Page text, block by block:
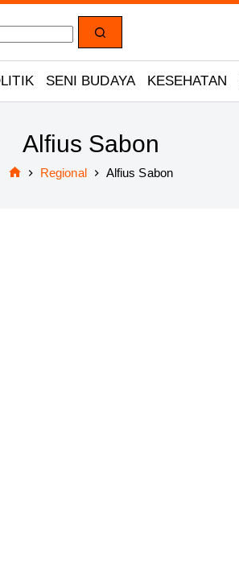
SENI BUDAYA KESEHATAN
Alfius Sabon
Regional Alfius Sabon